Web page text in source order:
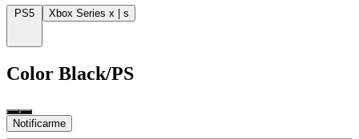
PS5 Xbox Series x | s
Color Black/PS
Notificarme